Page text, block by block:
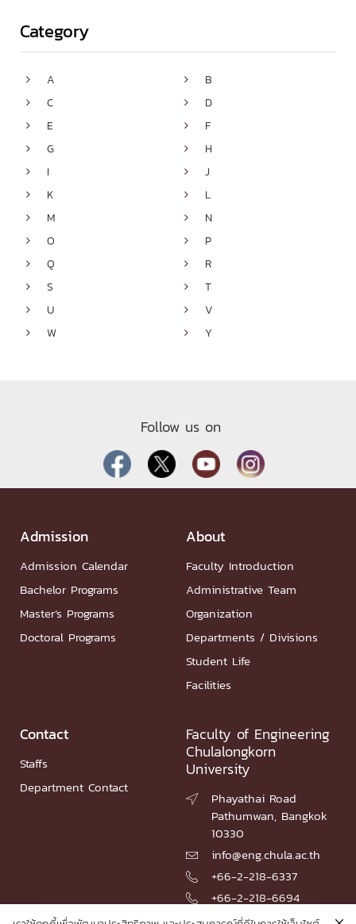
Category
 A  B
 C  D
 E  F
 G  H
 I  J
 K  L
 M  N
 O  P
 Q  R
 S  T
 U  V
 W  Y
Follow us on
Admission
Admission Calendar
Bachelor Programs
Master’s Programs
Doctoral Programs
About
Faculty Introduction
Administrative Team
Organization
Departments / Divisions
Student Life
Facilities
Contact
Staffs
Department Contact
Faculty of Engineering
Chulalongkorn
University

Phayathai Road
Pathumwan, Bangkok
10330
 info@eng.chula.ac.th
 +66-2-218-6337
 +66-2-218-6694